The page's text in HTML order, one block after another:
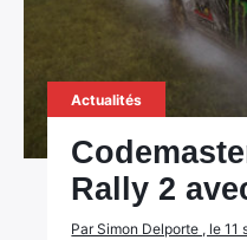
Actualités
Rally 2
Par Simon Delporte , le 11